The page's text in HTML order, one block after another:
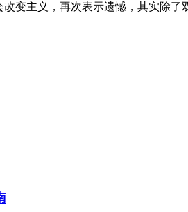
变主义，再次表示遗憾，其实除